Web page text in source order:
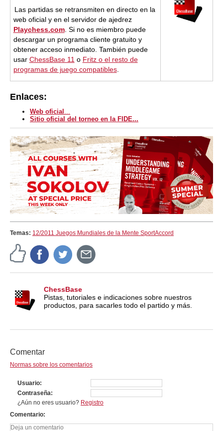
Las partidas se retransmiten en directo en la
web oficial y en el servidor de ajedrez
Playchess.com. Si no es miembro puede
descargar un programa cliente gratuito y
obtener acceso inmediato. También puede
usar ChessBase 11 o Fritz o el resto de
programas de juego compatibles.
Enlaces:
Web oficial
Sitio oficial del torneo en la FIDE...
Temas: 12/2011 Juegos Mundiales de la Mente SportAccord
ChessBase
Pistas, tutoriales e indicaciones sobre nuestros
productos, para sacarles todo el partido y más.
Comentar
Normas sobre los comentarios
Usuario
Contraseña
¿Aún no eres usuario? Registro
Comentario